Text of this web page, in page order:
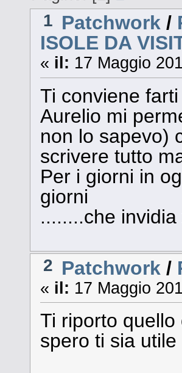
1 Patchwork /
ISOLE DA
« il: 17 Maggio
Ti conviene
Aurelio mi
non lo sapevo)
scrivere tutto
Per i giorni in
giorni
........che
2 Patchwork /
« il: 17 Maggio
Ti riporto
spero ti sia utile